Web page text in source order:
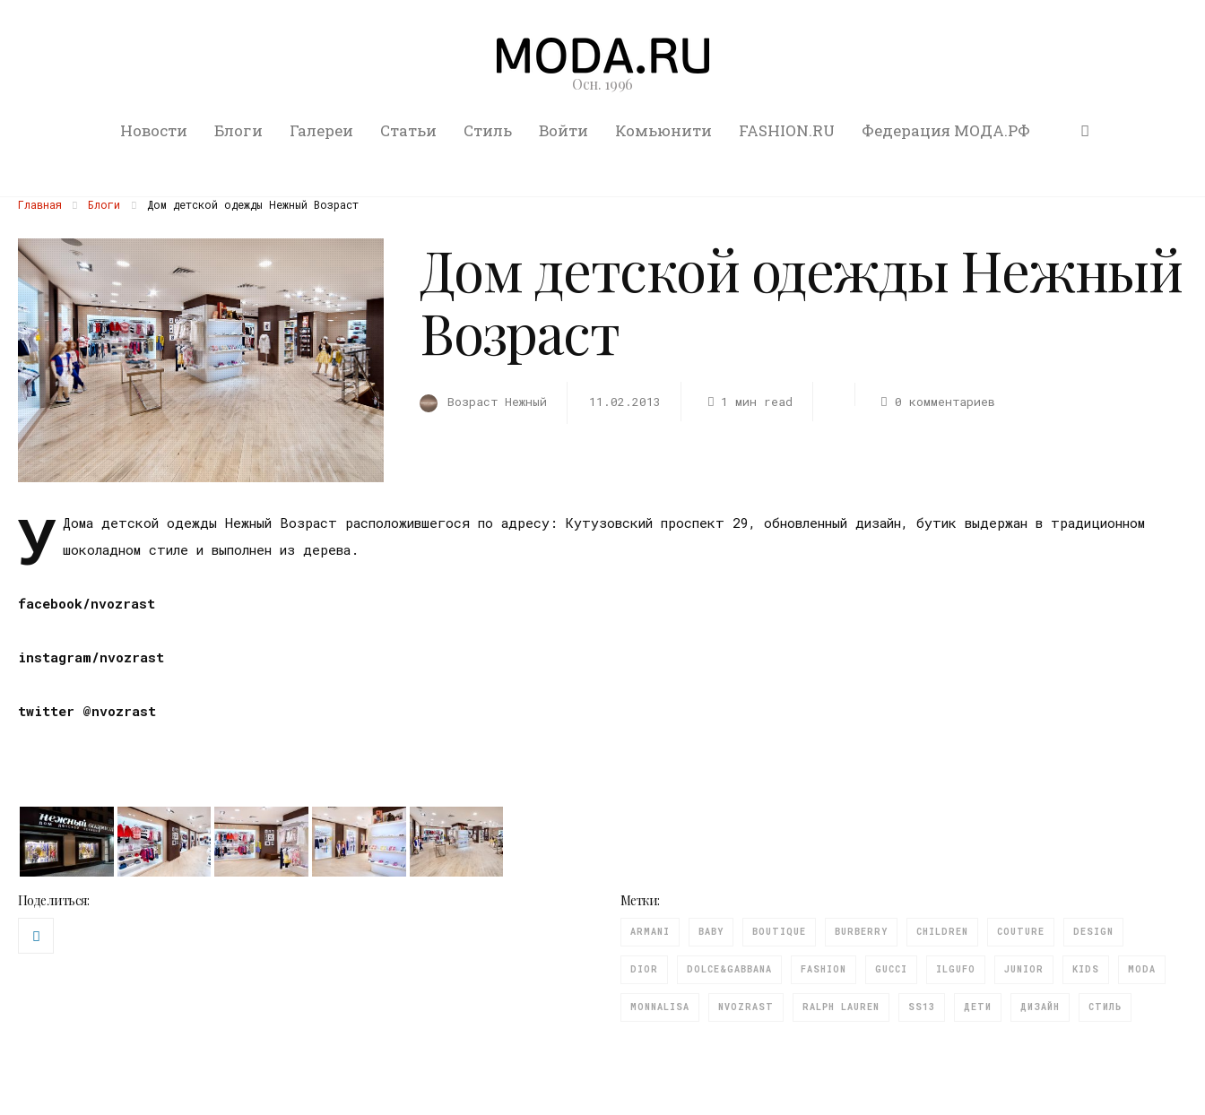
Осн. 1996
Новости Блоги Галереи Статьи Стиль Войти Комьюнити FASHION.RU Федерация МОДА.РФ
Главная Блоги Дом детской одежды Нежный Возраст
Дом детской одежды Нежный
Возраст
Возраст Нежный 11.02.2013 1 мин read 0 комментариев
У Дома детской одежды Нежный Возраст расположившегося по адресу: Кутузовский проспект 29, обновленный дизайн, бутик выдержан в традиционном
шоколадном стиле и выполнен из дерева.
facebook/nvozrast
instagram/nvozrast
twitter @nvozrast
Поделиться: Метки:
ARMANI BABY BOUTIQUE BURBERRY CHILDREN COUTURE DESIGN
DIOR DOLCE&GABBANA FASHION GUCCI ILGUFO JUNIOR KIDS MODA
MONNALISA NVOZRAST RALPH LAUREN SS13 ДЕТИ ДИЗАЙН СТИЛЬ